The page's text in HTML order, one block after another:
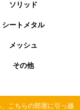
ソリッド
シートメタル
メッシュ
その他
こちらの部屋に引っ越